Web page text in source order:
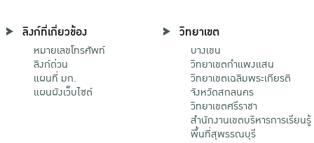
ลิงก์ที่เกี่ยวข้อง
หมายเลขโทรศัพท์
ลิงก์ด่วน
แผนที่ มก.
แผนผังเว็บไซต์
วิทยาเขต
บางเขน
วิทยาเขตกําแพงแสน
วิทยาเขตเฉลิมพระเกียรติ
จังหวัดสกลนคร
วิทยาเขตศรีราชา
สำนักงานเขตบริหารการเรียนรู้
พื้นที่สุพรรณบุรี